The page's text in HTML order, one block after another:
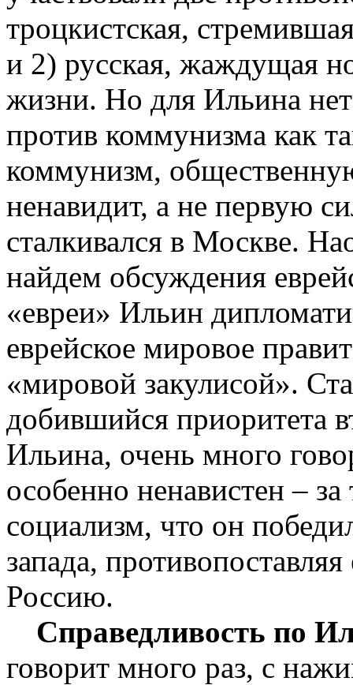
троцкистская,
и 2) русская, жаждущая
жизни. Но для Ильина
против коммунизма как
коммунизм,
ненавидит, а не первую
сталкивался в Москве.
найдем обсуждения
«евреи» Ильин
еврейское мировое
«мировой закулисой».
добившийся приоритета
Ильина, очень много
особенно ненавистен –
социализм, что он
запада,
Россию.
Справедливость по
говорит много раз, с